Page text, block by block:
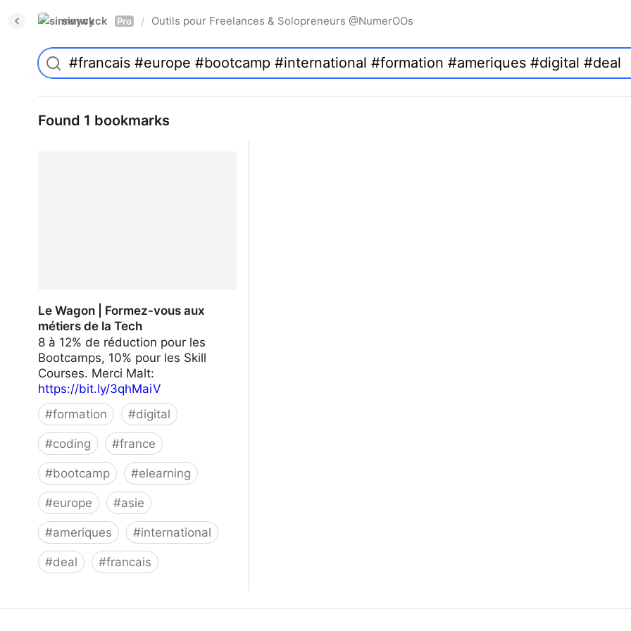
simwyck Pro / Outils pour Freelances & Solopreneurs @NumerOOs
Found 1 bookmarks
Le Wagon | Formez-vous aux
métiers de la Tech
8 à 12% de réduction pour les
Bootcamps, 10% pour les Skill
Courses. Merci Malt:
https://bit.ly/3qhMaiV
#formation #digital
#coding #france
#bootcamp #elearning
#europe #asie
#ameriques #international
#deal #francais